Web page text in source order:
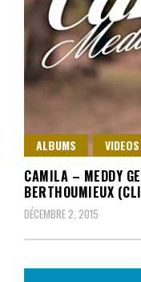
ALBUMS VIDEOS
CAMILA – MEDDY
BERTHOUMIEUX
DÉCEMBRE 2, 2015